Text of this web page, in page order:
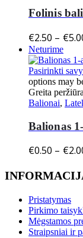
Folinis
€2.50 – €
Neturime
Pasirinkti
options may
Greita peržiūra
Balionai,
Balionas
€0.50 – €
Pristatymas
Pirkimo
Mėgstamos
Straipsniai ir